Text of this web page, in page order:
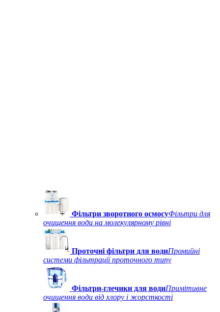
Фільтри зворотного осмосуФільтри для
очищення води на молекулярному рівні
Проточні фільтри для водиПромийні
системи фільтрації проточного типу
Фільтри-глечики для водиПримітивне
очищення води від хлору і жорсткості